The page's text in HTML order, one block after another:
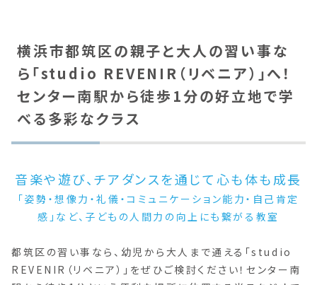
横浜市都筑区の親子と大人の習い事な
ら「studio REVENIR（リベニア）」へ！
センター南駅から徒歩1分の好立地で学
べる多彩なクラス
音楽や遊び、チアダンスを通じて心も体も成長
「姿勢・想像力・礼儀・コミュニケーション能力・自己肯定
感」など、子どもの人間力の向上にも繋がる教室
都筑区の習い事なら、幼児から大人まで通える「studio
REVENIR（リベニア）」をぜひご検討ください！センター南